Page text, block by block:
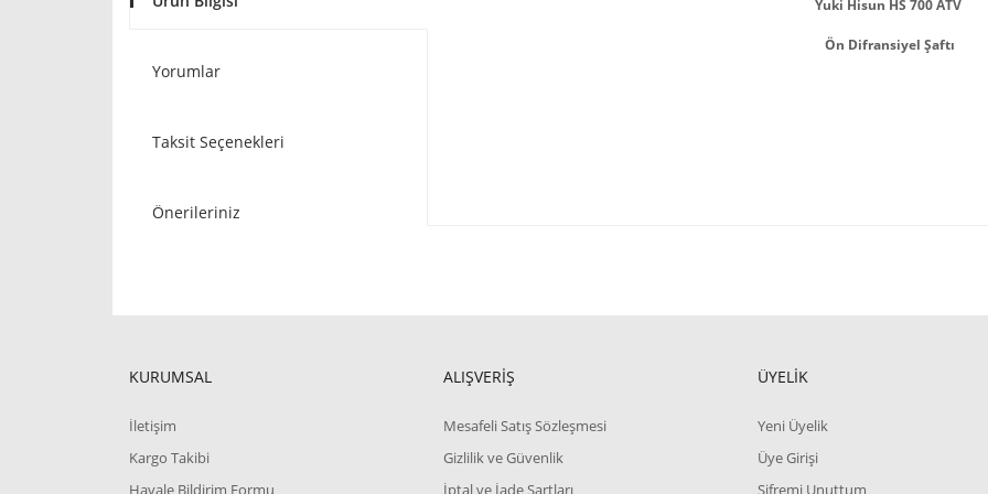
Yorumlar
Taksit Seçenekleri
Önerileriniz
Yuki Hisun HS 700 ATV
Ön Difransiyel Şaftı
KURUMSAL
İletişim
Kargo Takibi
Havale Bildirim Formu
ALIŞVERİŞ
Mesafeli Satış Sözleşmesi
Gizlilik ve Güvenlik
İptal ve İade Şartları
ÜYELİK
Yeni Üyelik
Üye Girişi
Şifremi Unuttum